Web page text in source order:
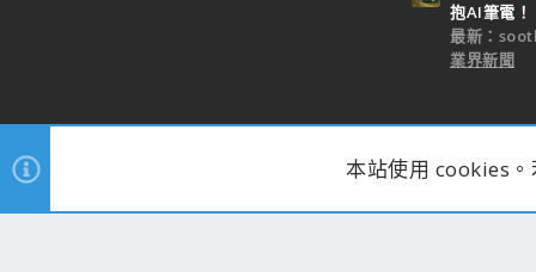
抱AI筆電！
最新：
業界新聞
Community platform by XenForo © 2010-2025 XenForo Ltd.
Style
寬度
0.3125s 記憶體 24.97MB
本站使用 cookies